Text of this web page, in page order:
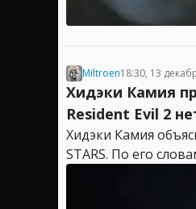
Miltroen18:30, 13
Хидэки Камия
Resident Evil 2
Хидэки Камия
STARS. По его